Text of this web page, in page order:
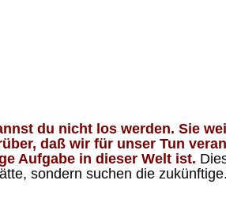
du nicht los werden. Sie
daß wir für unser Tun
Aufgabe in dieser Welt ist.
sondern suchen die